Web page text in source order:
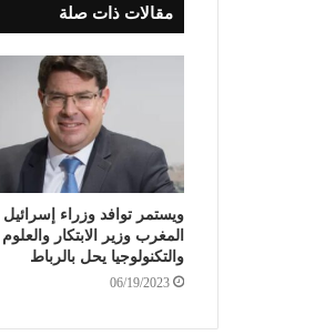
مقالات ذات صلة
ويستمر توافد وزراء
المغرب وزير الابتكار والعلوم
والتكنولوجيا يحل بالرباط
06/19/2023